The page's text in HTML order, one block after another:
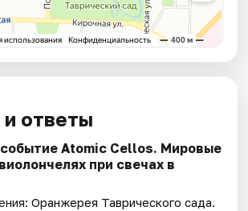
ответы
Atomic Cellos. Мировые
при свечах в
Оранжерея Таврического сада